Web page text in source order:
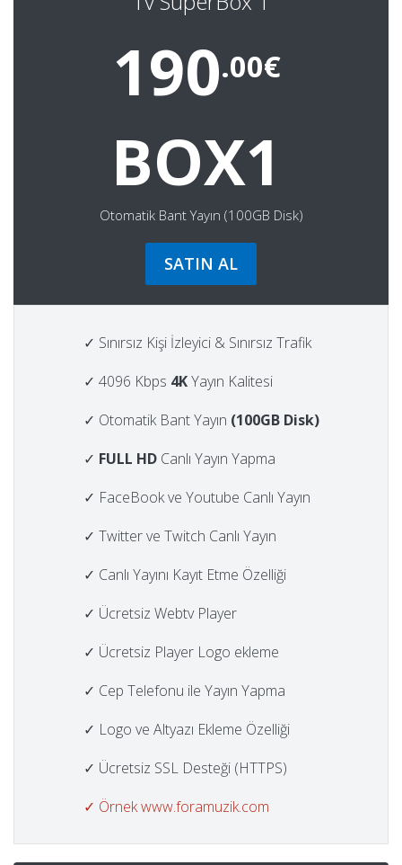
190.00€
BOX1
Otomatik Bant Yayın (100GB Disk)
SATIN AL
✓ Sınırsız Kişi İzleyici & Sınırsız Trafik
✓ 4096 Kbps 4KYayın Kalitesi
✓ Otomatik Bant Yayın (100GB Disk)
✓ FULL HD Canlı Yayın Yapma
✓ FaceBook ve Youtube Canlı Yayın
✓ Twitter ve Twitch Canlı Yayın
✓ Canlı Yayını Kayıt Etme Özelliği
✓ Ücretsiz Webtv Player
✓ Ücretsiz Player Logo ekleme
✓ Cep Telefonu ile Yayın Yapma
✓ Logo ve Altyazı Ekleme Özelliği
✓ Ücretsiz SSL Desteği (HTTPS)
✓ Örnek www.foramuzik.com